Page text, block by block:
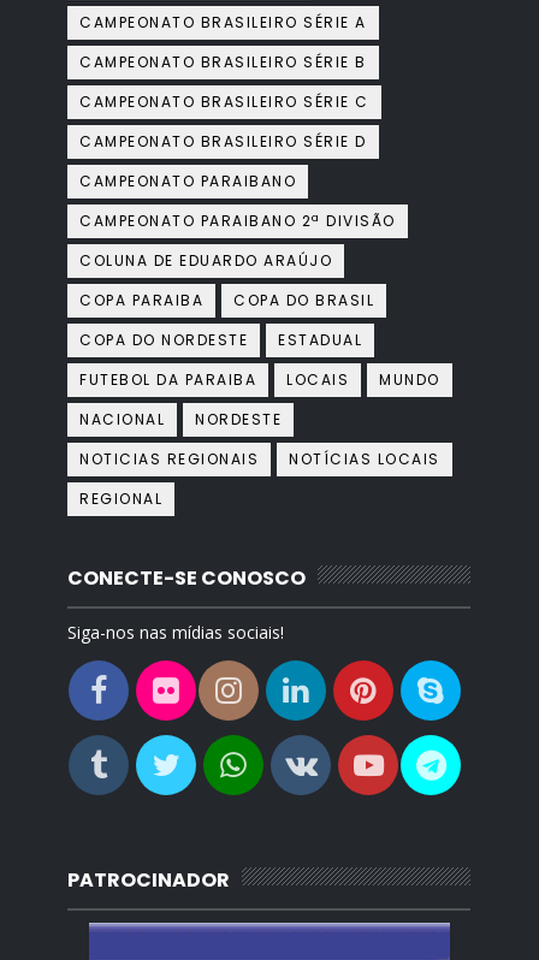
CAMPEONATO BRASILEIRO SÉRIE A
CAMPEONATO BRASILEIRO SÉRIE B
CAMPEONATO BRASILEIRO SÉRIE C
CAMPEONATO BRASILEIRO SÉRIE D
CAMPEONATO PARAIBANO
CAMPEONATO PARAIBANO 2ª DIVISÃO
COLUNA DE EDUARDO ARAÚJO
COPA PARAIBA
COPA DO BRASIL
COPA DO NORDESTE
ESTADUAL
FUTEBOL DA PARAIBA
LOCAIS
MUNDO
NACIONAL
NORDESTE
NOTICIAS REGIONAIS
NOTÍCIAS LOCAIS
REGIONAL
CONECTE-SE CONOSCO
Siga-nos nas mídias sociais!
PATROCINADOR